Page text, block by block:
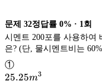
문제 32정답률 0% · 1 회
시멘트 200포를 사용하여 배합비 1:3:6의
은? (
①
25.25m^3
25.25m3